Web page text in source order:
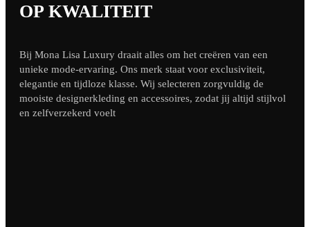
OP KWALITEIT
Bij Mona Lisa Luxury draait alles om het creëren van een
unieke mode-ervaring. Ons merk staat voor exclusiviteit,
elegantie en tijdloze klasse. Wij selecteren zorgvuldig de
mooiste designerkleding en accessoires, zodat jij altijd stijlvol
en zelfverzekerd voelt